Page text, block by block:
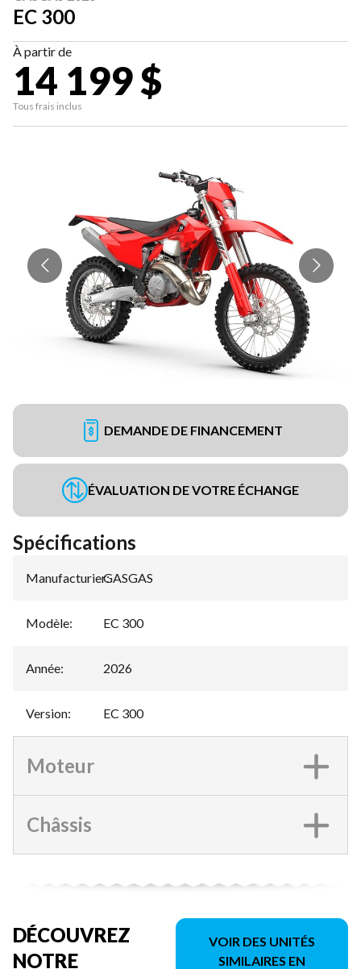
EC 300
À partir de
14 199 $
Tous frais inclus
DEMANDE DE FINANCEMENT
ÉVALUATION DE VOTRE ÉCHANGE
Spécifications
Manufacturier:
GASGAS
Modèle: EC 300
Année: 2026
Version: EC 300
Moteur
Châssis
DÉCOUVREZ
NOTRE
VOIR DES UNITÉS
SIMILAIRES EN